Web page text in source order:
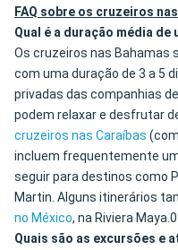
FAQ sobre os cruzeiros
Qual é a duração média de
Os cruzeiros nas Bahamas
com uma duração de 3 a 5
privadas das companhias
podem relaxar e desfrutar
cruzeiros nas Caraíbas
incluem frequentemente
seguir para destinos como
Martin. Alguns itinerários
no México, na Riviera Maya.0
Quais são as excursões e